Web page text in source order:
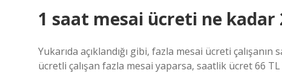
1 saat mesai ücreti ne kadar
Yukarıda açıklandığı gibi, fazla mesai ücreti
ücretli çalışan fazla mesai yaparsa, saatlik ücret 66